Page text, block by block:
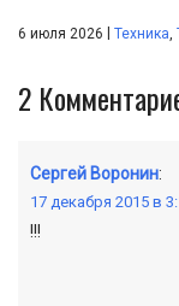
6 июля 2026 | Техника
2
Сергей Воронин:
17 декабря 2015 в
!!!